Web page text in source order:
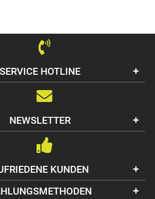
SERVICE HOTLINE
NEWSLETTER
KUNDEN